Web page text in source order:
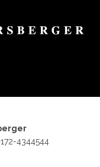
4344544